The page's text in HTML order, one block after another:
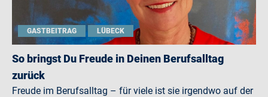
GASTBEITRAG LÜBECK
So bringst Du Freude in Deinen Berufsalltag
zurück
Freude im Berufsalltag – für viele ist sie irgendwo auf der